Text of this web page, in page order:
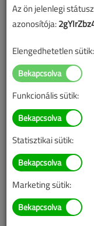
A vásárlással
sikeres online
aktiválódik. A
A rendeléshez
Illetve, ha még
Tudnivalók az
Van más mód
A megvásárolt
Az ön jelenlegi
azonosítója:
Elengedhetetlen sütik:
Funkcionális sütik:
Statisztikai sütik:
Marketing sütik: